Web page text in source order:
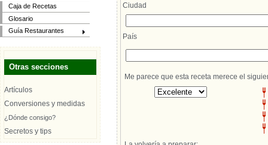
Caja de Recetas
Glosario
Guía Restaurantes
Otras secciones
Artículos
Conversiones y medidas
¿Dónde consigo?
Secretos y tips
Ciudad
País
Me parece que esta receta merece el